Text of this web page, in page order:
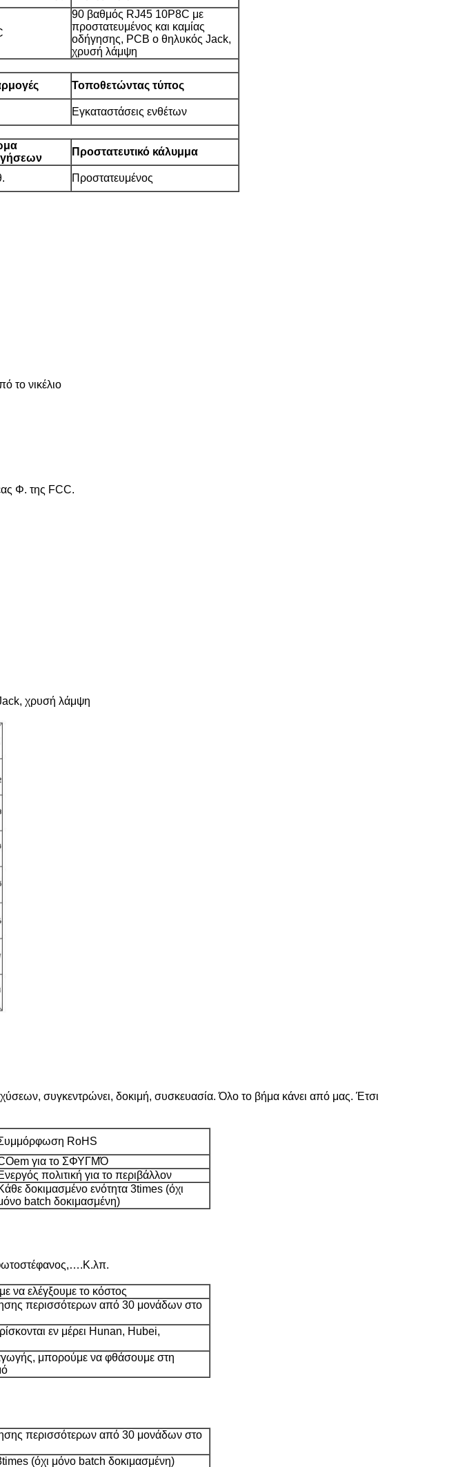
90 βαθμός RJ45 10P8C με
προστατευμένος και καμίας
οδήγησης, PCB ο θηλυκός Jack,
χρυσή λάμψη
Τοποθετώντας τύπος
Εγκαταστάσεις ενθέτων
Προστατευτικό κάλυμμα
Προστατευμένος
το νικέλιο
Φ. της FCC.
χρυσή λάμψη
συγκεντρώνει, δοκιμή, συσκευασία. Όλο το βήμα κάνει από μας. Έτσι
RoHS
για το ΣΦΥΓΜΌ
πολιτική για το περιβάλλον
δοκιμασμένο ενότητα 3times (όχι
batch δοκιμασμένη)
να ελέγξουμε το κόστος
περισσότερων από 30 μονάδων στο
εν μέρει Hunan, Hubei,
μπορούμε να φθάσουμε στη
περισσότερων από 30 μονάδων στο
(όχι μόνο batch δοκιμασμένη)